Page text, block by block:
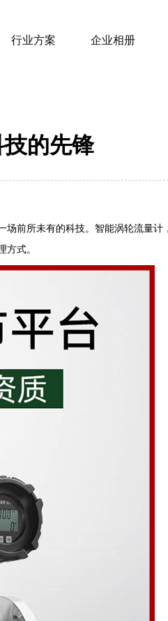
行业方案 企业相册
的先锋
场前所未有的科技。智能涡轮流量计
式。